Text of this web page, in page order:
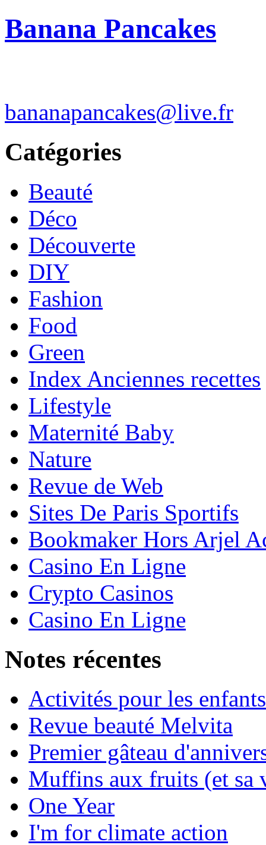
Banana Pancakes
bananapancakes@live.fr
Catégories
Beauté
Déco
Découverte
DIY
Fashion
Food
Green
Index Anciennes recettes
Lifestyle
Maternité Baby
Nature
Revue de Web
Sites De Paris Sportifs
Bookmaker Hors Arjel
Casino En Ligne
Crypto Casinos
Casino En Ligne
Notes récentes
Activités pour les
Revue beauté Melvita
Premier gâteau
Muffins aux fruits (et sa
One Year
I'm for climate action